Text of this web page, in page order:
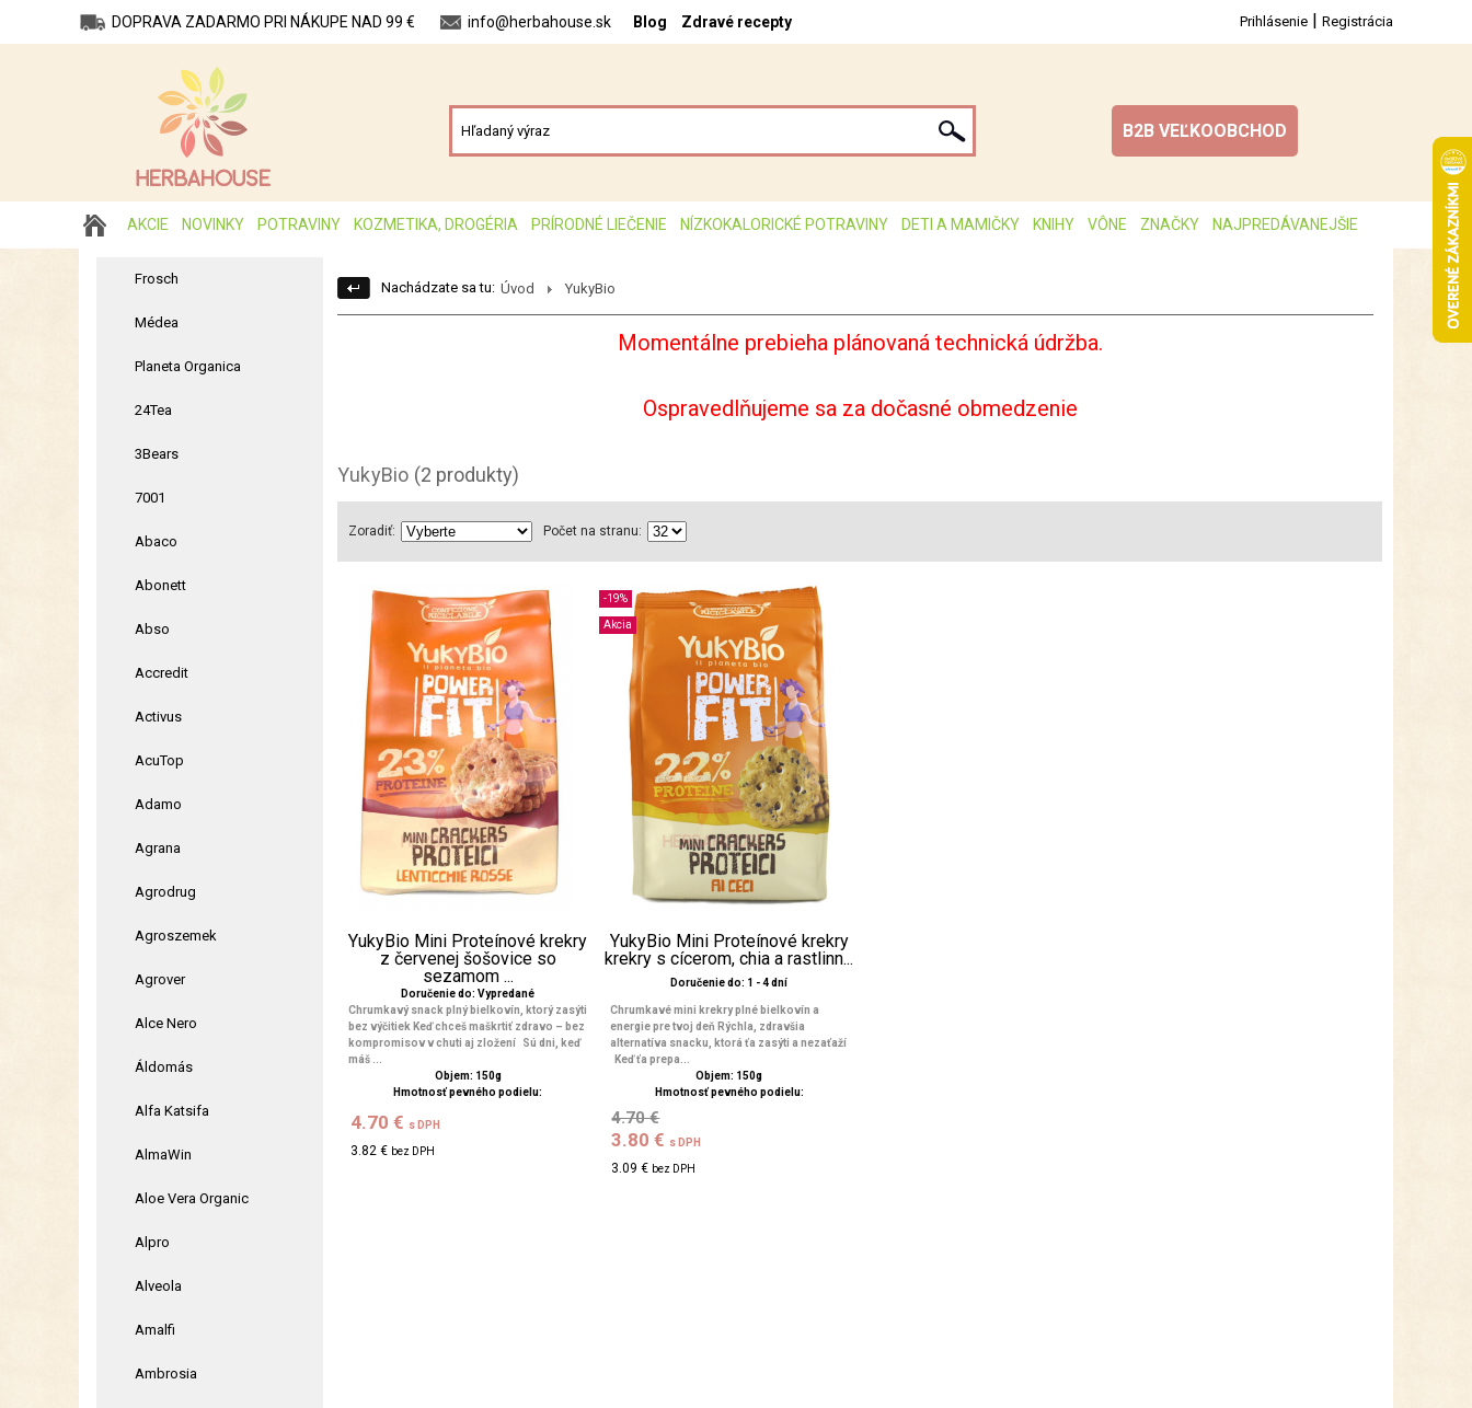
DOPRAVA ZADARMO PRI NÁKUPE NAD 99 € info@herbahouse.sk Blog Zdravé recepty Prihlásenie | Registrácia
B2B VEĽKOOBCHOD
AKCIE NOVINKY POTRAVINY KOZMETIKA, DROGÉRIA PRÍRODNÉ LIEČENIE NÍZKOKALORICKÉ POTRAVINY DETI A MAMIČKY KNIHY VÔNE ZNAČKY NAJPREDÁVANEJŠIE
Frosch
Médea
Planeta Organica
24Tea
3Bears
7001
Abaco
Abonett
Abso
Accredit
Activus
AcuTop
Adamo
Agrana
Agrodrug
Agroszemek
Agrover
Alce Nero
Áldomás
Alfa Katsifa
AlmaWin
Aloe Vera Organic
Alpro
Alveola
Amalfi
Ambrosia
Nachádzate sa tu: Úvod YukyBio
Momentálne prebieha plánovaná technická údržba.
Ospravedlňujeme sa za dočasné obmedzenie
YukyBio (2 produkty)
Zoradiť: Počet na stranu:
YukyBio Mini Proteínové krekry
z červenej šošovice so
sezamom ...
Doručenie do: Vypredané
Chrumkavý snack plný bielkovín, ktorý zasýti
bez výčitiek Keď chceš maškrtiť zdravo – bez
kompromisov v chuti aj zložení Sú dni, keď
máš ...
Objem: 150g
Hmotnosť pevného podielu:
4.70 € s DPH
3.82 € bez DPH
-19%
Akcia
YukyBio Mini Proteínové krekry
krekry s cícerom, chia a rastlinn...
Doručenie do: 1 - 4 dní
Chrumkavé mini krekry plné bielkovín a
energie pre tvoj deň Rýchla, zdravšia
alternatíva snacku, ktorá ťa zasýti a nezaťaží
Keď ťa prepa...
Objem: 150g
Hmotnosť pevného podielu:
4.70 €
3.80 € s DPH
3.09 € bez DPH